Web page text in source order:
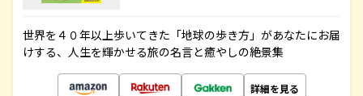
世界を４０年以上歩いてきた「地球の歩き方」があなたにお届
けする、人生を輝かせる旅の名言と癒やしの絶景集
詳細を見る